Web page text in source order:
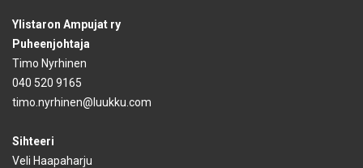
Ylistaron Ampujat ry
Puheenjohtaja
Timo Nyrhinen
040 520 9165
timo.nyrhinen@luukku.com
Sihteeri
Veli Haapaharju